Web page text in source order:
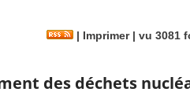
Imprimer| vu 3081
des déchets